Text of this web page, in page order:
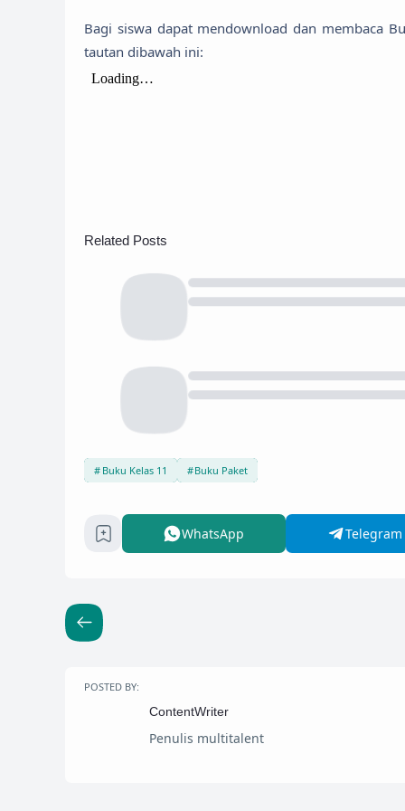
Bagi siswa dapat mendownload dan membaca
tautan dibawah ini:
Related Posts
Buku Kelas 11 Buku Paket
WhatsApp Telegram
POSTED BY:
ContentWriter
Penulis multitalent